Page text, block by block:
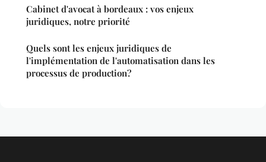
Cabinet d'avocat à bordeaux : vos enjeux
juridiques, notre priorité
Quels sont les enjeux juridiques de
l'implémentation de l'automatisation dans les
processus de production?